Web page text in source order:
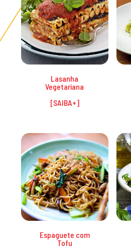
Lasanha
Vegetariana
Espaguete com
Tofu